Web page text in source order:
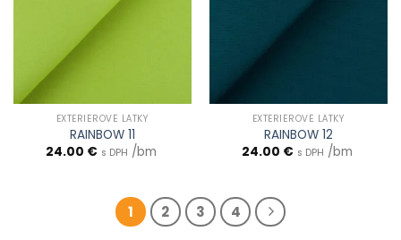
EXTERIÉROVÉ LÁTKY
RAINBOW 11
24.00 € s DPH /bm
EXTERIÉROVÉ LÁTKY
RAINBOW 12
24.00 € s DPH /bm
1 2 3 4